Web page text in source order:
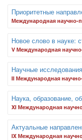
Приоритетные
Международная научно-
Новое слово в науке:
V Международная
Научные
II Международная
Наука, образование,
XI Международная
Актуальные
IX Международная